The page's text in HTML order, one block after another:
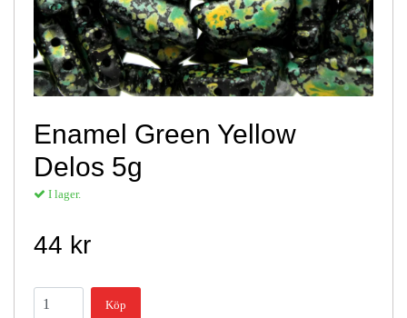
Enamel Green Yellow
Delos 5g
I lager.
44 kr
Köp